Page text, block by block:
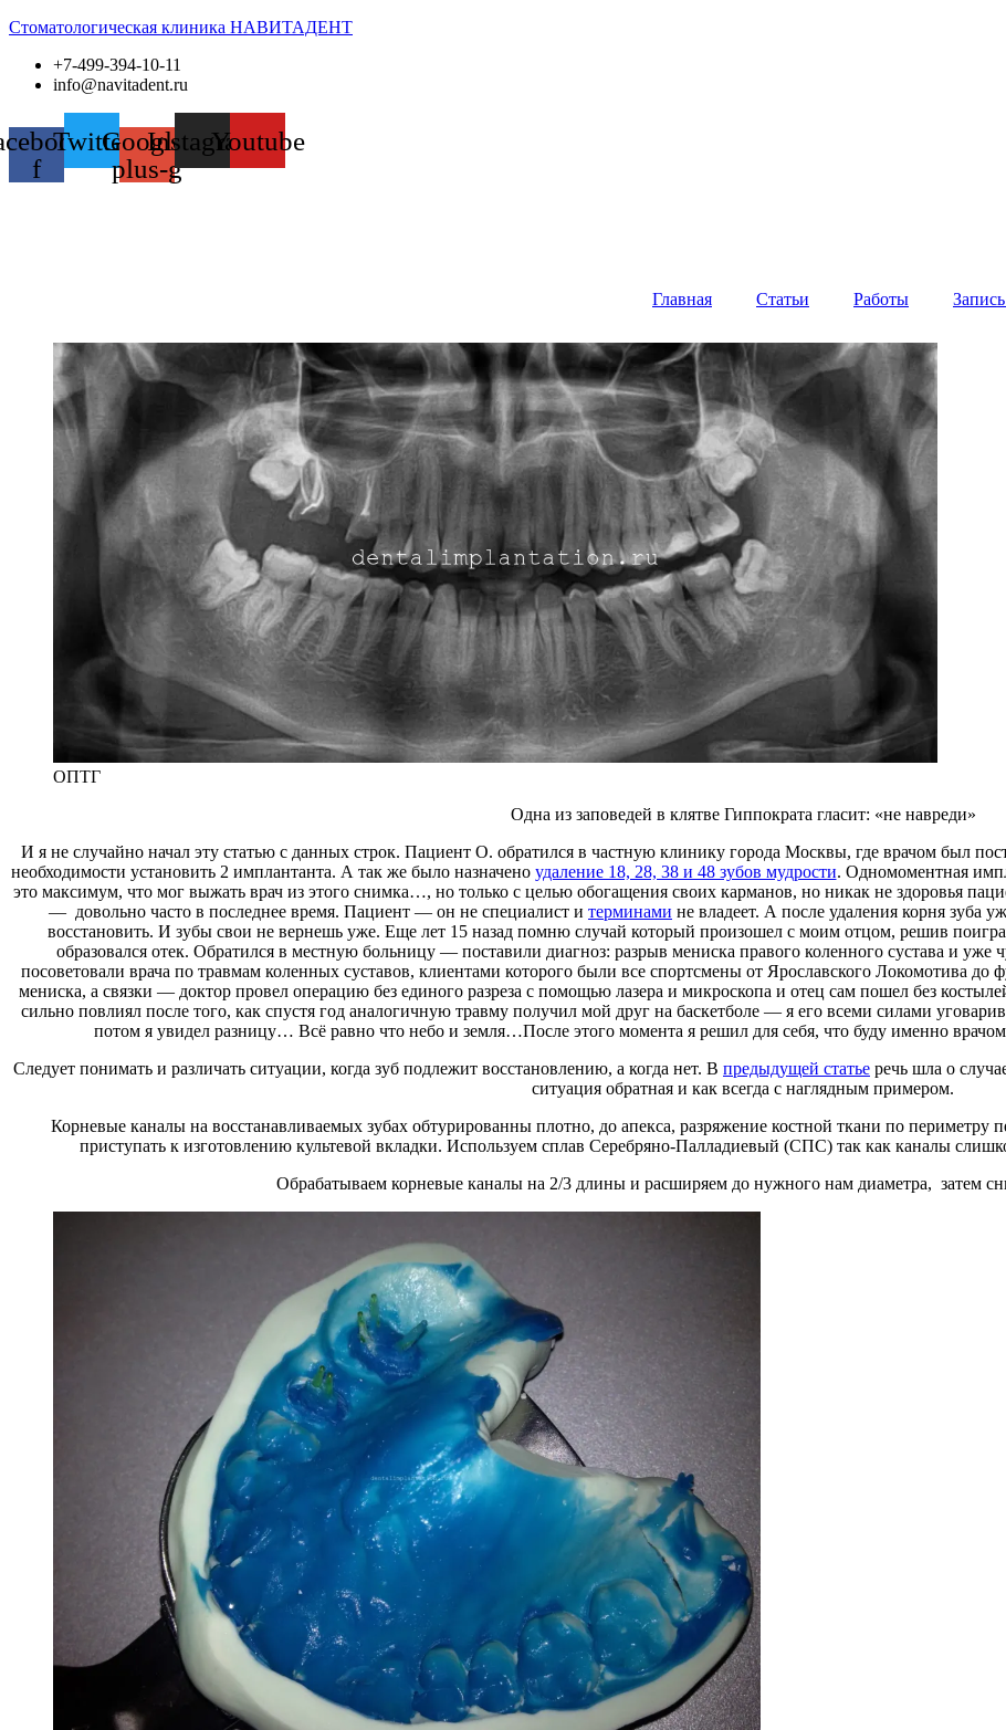
Стоматологическая клиника НАВИТАДЕНТ
+7-499-394-10-11
info@navitadent.ru
f
TwitterGoogle-
plus-g
InstagramYoutube
Главная Статьи Работы
ОПТГ
Одна из заповедей в клятве Гиппократа гласит: «не навреди»
И я не случайно начал эту статью с данных строк. Пациент О. обратился в частную клинику города Москвы, где врачом был
необходимости установить 2 имплантанта. А так же было назначено удаление 18, 28, 38 и 48 зубов мудрости. Одномоментная
это максимум, что мог выжать врач из этого снимка…, но только с целью обогащения своих карманов, но никак не здоровья
— довольно часто в последнее время. Пациент — он не специалист и терминами не владеет. А после удаления корня зуба
восстановить. И зубы свои не вернешь уже. Еще лет 15 назад помню случай который произошел с моим отцом, решив
образовался отек. Обратился в местную больницу — поставили диагноз: разрыв мениска правого коленного сустава и уже
посоветовали врача по травмам коленных суставов, клиентами которого были все спортсмены от Ярославского Локомотива
мениска, а связки — доктор провел операцию без единого разреза с помощью лазера и микроскопа и отец сам пошел без
сильно повлиял после того, как спустя год аналогичную травму получил мой друг на баскетболе — я его всеми силами
потом я увидел разницу… Всё равно что небо и земля…После этого момента я решил для себя, что буду именно
Следует понимать и различать ситуации, когда зуб подлежит восстановлению, а когда нет. В предыдущей статье речь шла о
ситуация обратная и как всегда с наглядным примером.
Корневые каналы на восстанавливаемых зубах обтурированны плотно, до апекса, разряжение костной ткани по периметру
приступать к изготовлению культевой вкладки. Используем сплав Серебряно-Палладиевый (СПС) так как каналы
Обрабатываем корневые каналы на 2/3 длины и расширяем до нужного нам диаметра, затем